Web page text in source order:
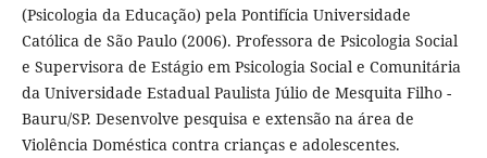
(Psicologia da Educação) pela Pontifícia Universidade
Católica de São Paulo (2006). Professora de Psicologia Social
e Supervisora de Estágio em Psicologia Social e Comunitária
da Universidade Estadual Paulista Júlio de Mesquita Filho -
Bauru/SP. Desenvolve pesquisa e extensão na área de
Violência Doméstica contra crianças e adolescentes.